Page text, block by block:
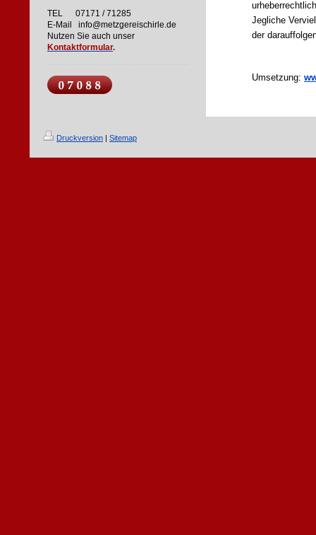
TEL 07171 / 71285
E-Mail info@metzgereischirle.de
Nutzen Sie auch unser
Kontaktformular.
Jegliche
der
Umsetzung:
Druckversion | Sitemap